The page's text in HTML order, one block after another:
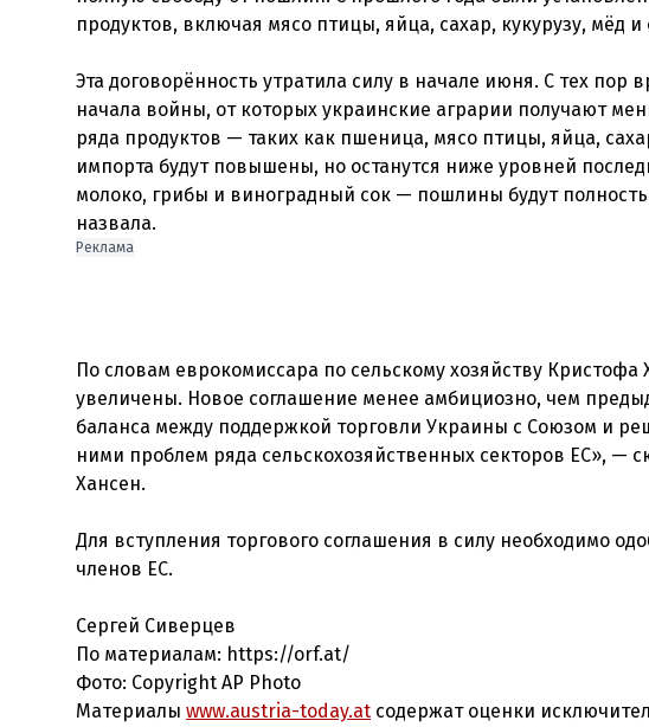
продуктов, включая мясо птицы, яйца, сахар, кукурузу, мёд и
Эта договорённость утратила силу в начале июня. С тех
начала войны, от которых украинские аграрии получают
ряда продуктов — таких как пшеница, мясо птицы, яйца,
импорта будут повышены, но останутся ниже уровней
молоко, грибы и виноградный сок — пошлины будут
назвала.
Реклама
По словам еврокомиссара по сельскому хозяйству
увеличены. Новое соглашение менее амбициозно, чем
баланса между поддержкой торговли Украины с Союзом и
ними проблем ряда сельскохозяйственных секторов ЕС», —
Хансен.
Для вступления торгового соглашения в силу необходимо
членов ЕС.
Сергей Сиверцев
По материалам: https://orf.at/
Фото: Copyright AP Photo
Материалы www.austria-today.at содержат оценки